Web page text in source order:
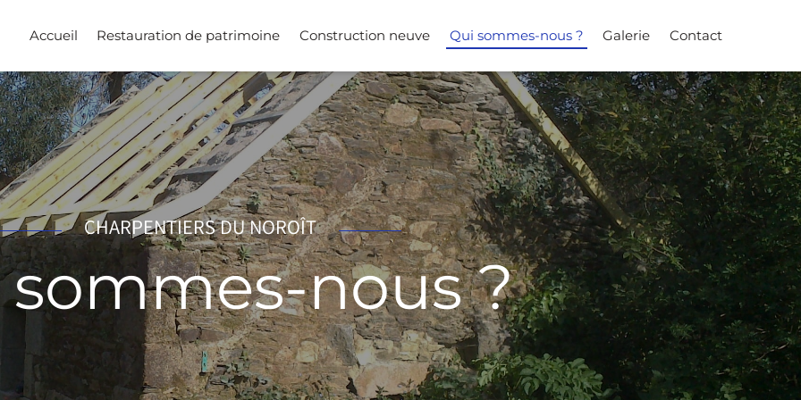
Accueil Restauration de patrimoine Construction neuve Qui sommes-nous ? Galerie Contact
CHARPENTIERS DU NOROÎT
nous ?